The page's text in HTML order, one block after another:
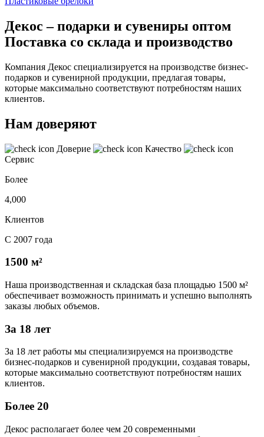
Декос – подарки и сувениры оптом
Поставка со склада и производство
Компания Декос специализируется на производстве бизнес-
подарков и сувенирной продукции, предлагая товары,
которые максимально соответствуют потребностям наших
клиентов.
Нам доверяют
Доверие
Качество
Сервис
Более
4,000
Клиентов
С 2007 года
1500 м²
Наша производственная и складская база площадью 1500 м²
обеспечивает возможность принимать и успешно выполнять
заказы любых объемов.
За 18 лет
За 18 лет работы мы специализируемся на производстве
бизнес-подарков и сувенирной продукции, создавая товары,
которые максимально соответствуют потребностям наших
клиентов.
Более 20
Декос располагает более чем 20 современными